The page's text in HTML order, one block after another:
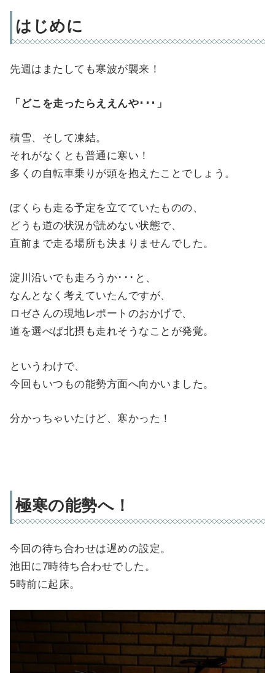
はじめに
先週はまたしても寒波が襲来！
「どこを走ったらええんや･･･」
積雪、そして凍結。
それがなくとも普通に寒い！
多くの自転車乗りが頭を抱えたことでしょう。
ぼくらも走る予定を立てていたものの、
どうも道の状況が読めない状態で、
直前まで走る場所も決まりませんでした。
淀川沿いでも走ろうか･･･と、
なんとなく考えていたんですが、
ロゼさんの現地レポートのおかげで、
道を選べば北摂も走れそうなことが発覚。
というわけで、
今回もいつもの能勢方面へ向かいました。
分かっちゃいたけど、寒かった！
極寒の能勢へ！
今回の待ち合わせは遅めの設定。
池田に7時待ち合わせでした。
5時前に起床。